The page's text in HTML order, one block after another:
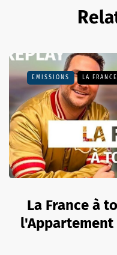
EMISSIONS LA
La France à
l'Appartement